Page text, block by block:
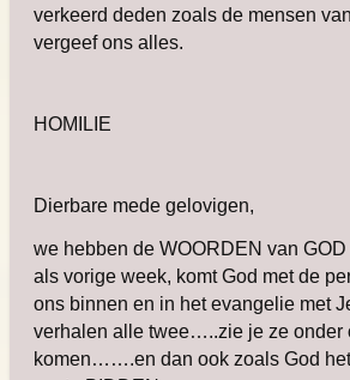
verkeerd deden zoals de mensen
vergeef ons alles.
HOMILIE
Dierbare mede gelovigen,
we hebben de WOORDEN van
als vorige week, komt God met de
ons binnen en in het evangelie met
verhalen alle twee…..zie je ze onder
komen…….en dan ook zoals God